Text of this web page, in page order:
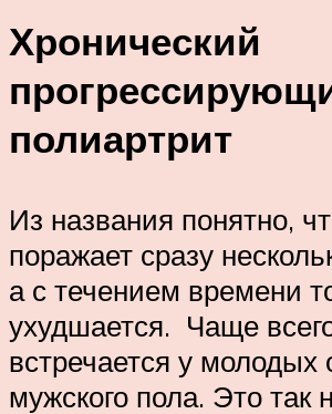
Хронический
полиартрит
Из названия понятно,
поражает сразу
а с течением времени
ухудшается. Чаще
встречается у молодых
мужского пола. Это так